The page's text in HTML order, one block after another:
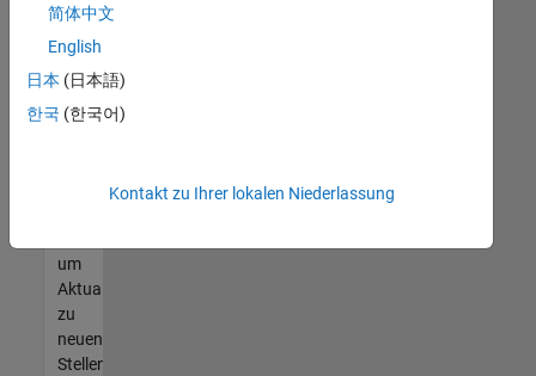
die
Ihren
entsprechen,
werden
unseres
um
Aktualisierungen
zu
neuen
Stellenangeboten
简体中文
English
日本 (日本語)
한국 (한국어)
Kontakt zu Ihrer lokalen Niederlassung